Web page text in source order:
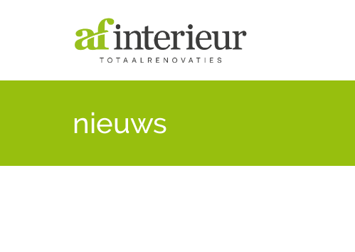
nieuws